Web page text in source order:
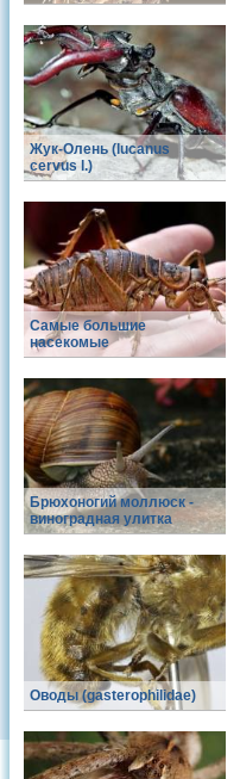
Жук-Олень (lucanus
cervus l.)
Самые большие
насекомые
Брюхоногий моллюск -
виноградная улитка
Оводы (gasterophilidae)